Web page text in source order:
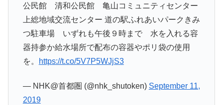
公民館 清和公民館 亀山コミュニティセンター
上総地域交流センター 道の駅ふれあいパークきみ
つ駐車場 いずれも午後９時まで 水を入れる容
器持参か給水場所で配布の容器やポリ袋の使用
を。
https://t.co/5V7P5WJjS3
— NHK@首都圏 (@nhk_shutoken) September 11,
2019